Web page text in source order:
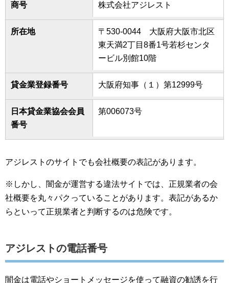
商号 株式会社アジレスト
所在地
〒530-0044 大阪府大阪市北区
東天満2丁目8番1号若杉センタ
ービル別館10階
貸金業登録番号 大阪府知事（１）第12999号
日本貸金業協会会員
番号
第006073号
アジレストのサイトでも会社概要の表記があります。
※しかし、闇金が運営する違法サイトでは、正規業者の会
社概要を丸々パクっていることがあります。表記があるか
らといって正規業者と判断するのは危険です。
アジレストの電話番号
闇金は電話やショートメッセージを使って融資の勧誘を行